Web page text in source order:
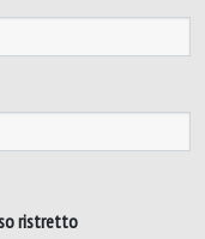
ristretto